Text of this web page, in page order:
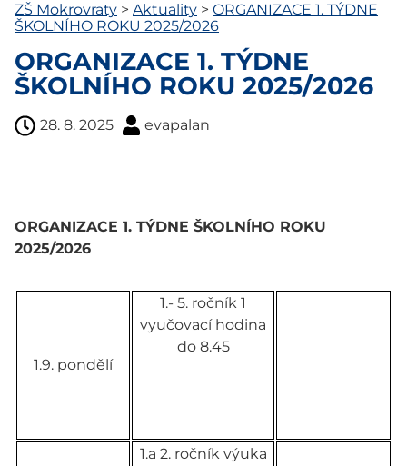
ZŠ Mokrovraty > Aktuality > ORGANIZACE 1. TÝDNE
ŠKOLNÍHO ROKU 2025/2026
ORGANIZACE 1. TÝDNE
ŠKOLNÍHO ROKU 2025/2026
28. 8. 2025 evapalan
ORGANIZACE 1. TÝDNE ŠKOLNÍHO ROKU
2025/2026
1.9. pondělí
1.- 5. ročník 1
vyučovací hodina
do 8.45
1.a 2. ročník výuka